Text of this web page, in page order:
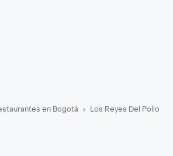
en Bogotá Los Reyes Del Pollo